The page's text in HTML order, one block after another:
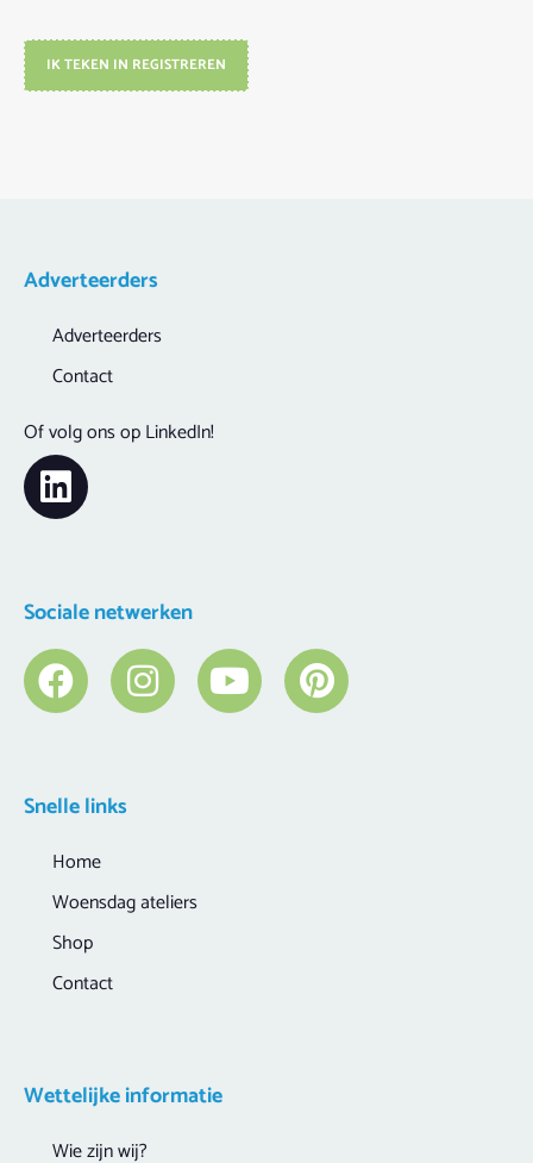
IK TEKEN IN REGISTREREN
Wettelijke informatie
Wie zijn wij?
Snelle links
Home
Woensdag ateliers
Shop
Contact
Sociale netwerken
Adverteerders
Adverteerders
Contact
Of volg ons op LinkedIn!